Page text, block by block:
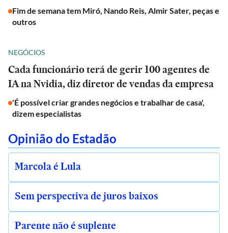
Fim de semana tem Miró, Nando Reis, Almir Sater, peças e
outros
NEGÓCIOS
Cada funcionário terá de gerir 100 agentes de
IA na Nvidia, diz diretor de vendas da empresa
'É possível criar grandes negócios e trabalhar de casa',
dizem especialistas
Opinião do Estadão
Marcola é Lula
Sem perspectiva de juros baixos
Parente não é suplente